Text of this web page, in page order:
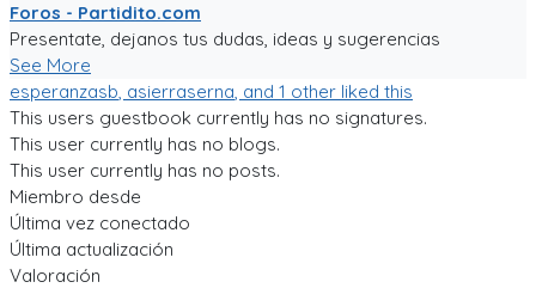
Foros - Partidito.com
Presentate, dejanos tus dudas, ideas y sugerencias
See More
esperanzasb, asierraserna, and 1 other liked this
This users guestbook currently has no signatures.
This user currently has no blogs.
This user currently has no posts.
Miembro desde
Última vez conectado
Última actualización
Valoración